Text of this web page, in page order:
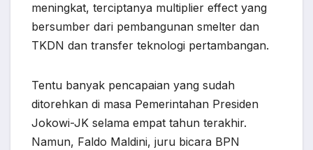
meningkat, terciptanya multiplier effect yang
bersumber dari pembangunan smelter dan
TKDN dan transfer teknologi pertambangan.
Tentu banyak pencapaian yang sudah
ditorehkan di masa Pemerintahan Presiden
Jokowi-JK selama empat tahun terakhir.
Namun, Faldo Maldini, juru bicara BPN